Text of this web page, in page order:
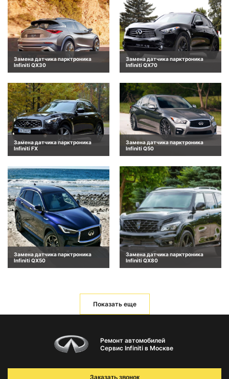
Замена датчика парктроника
Infiniti QX30
Замена датчика парктроника
Infiniti QX70
Замена датчика парктроника
Infiniti FX
Замена датчика парктроника
Infiniti Q50
Замена датчика парктроника
Infiniti QX50
Замена датчика парктроника
Infiniti QX80
Показать еще
Ремонт автомобилей
Сервис Infiniti в Москве
Заказать звонок